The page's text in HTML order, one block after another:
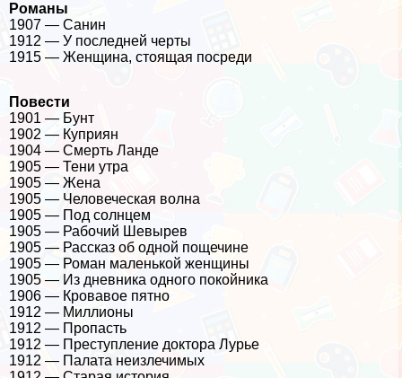
Романы
1907 — Санин
1912 — У последней черты
1915 — Женщина, стоящая посреди
Повести
1901 — Бунт
1902 — Куприян
1904 — Cмepть Ланде
1905 — Тени утра
1905 — Жена
1905 — Человеческая волна
1905 — Под солнцем
1905 — Рабочий Шевырев
1905 — Рассказ об одной пощечине
1905 — Роман маленькой женщины
1905 — Из дневника одного покойника
1906 — Кровавое пятно
1912 — Миллионы
1912 — Пропасть
1912 — Преступление доктора Лурье
1912 — Палата неизлечимых